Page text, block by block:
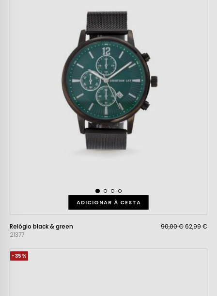
ADICIONAR À CESTA
Relógio black & green
21377
90,00 €62,99 €
-35%